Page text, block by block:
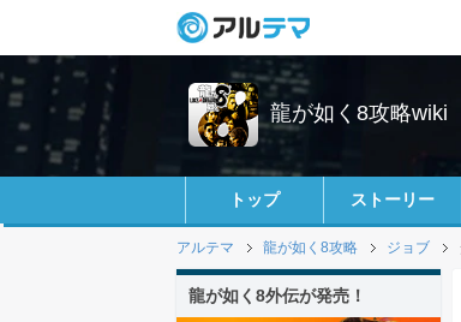
龍が如く8攻略wiki
トップ ストーリー
アルテマ 龍が如く8攻略 ジョブ
龍が如く8外伝が発売！